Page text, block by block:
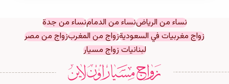
نساء من الرياضنساء من الدمامنساء من جدة
زواج مغربيات في السعوديةزواج من المغربزواج من مصر
لبنانيات زواج مسيار